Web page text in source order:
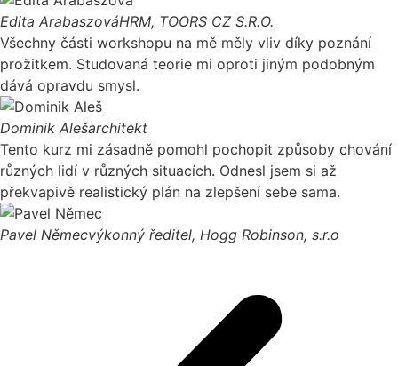
Edita ArabaszováHRM, TOORS CZ S.R.O.
Všechny části workshopu na mě měly vliv díky poznání
prožitkem. Studovaná teorie mi oproti jiným podobným
dává opravdu smysl.
Dominik Alešarchitekt
Tento kurz mi zásadně pomohl pochopit způsoby chování
různých lidí v různých situacích. Odnesl jsem si až
překvapivě realistický plán na zlepšení sebe sama.
Pavel Němecvýkonný ředitel, Hogg Robinson, s.r.o